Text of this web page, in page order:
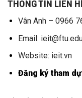
THÔNG TIN LIÊN
Vân Anh – 0966
Email:
Website: ieit.vn
Đăng ký tham